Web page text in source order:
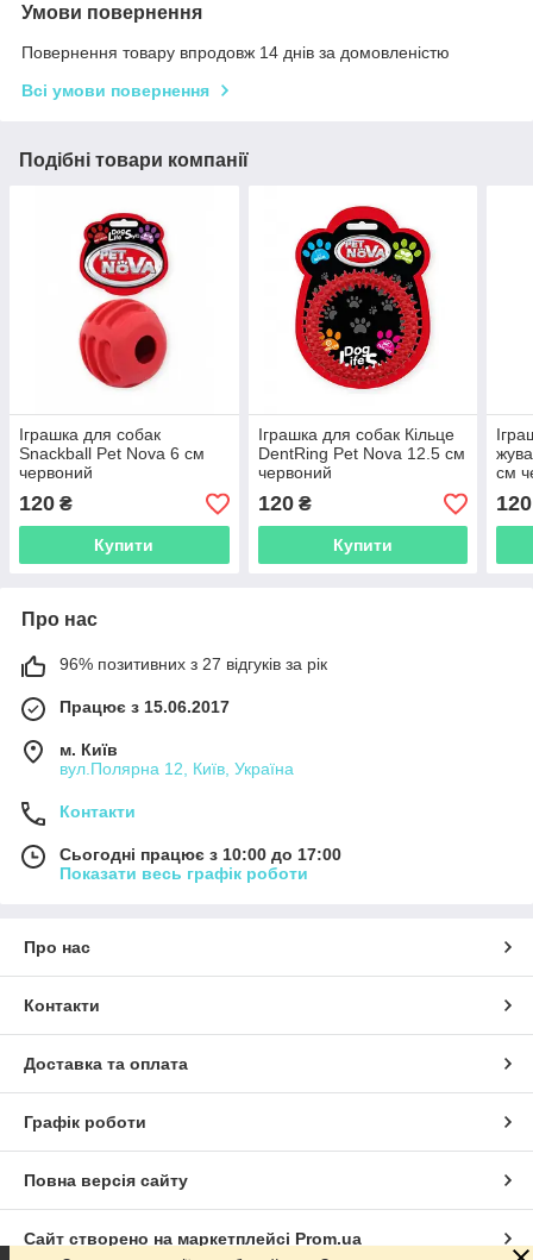
Умови повернення
Повернення товару впродовж 14 днів за домовленістю
Всі умови повернення
Подібні товари компанії
Іграшка для собак
Snackball Pet Nova 6 см
червоний
120 ₴
Купити
Іграшка для собак Кільце
DentRing Pet Nova 12.5 см
червоний
120₴
Купити
см
120
Про нас
96% позитивних з 27 відгуків за рік
Працює з 15.06.2017
м. Київ
вул.Полярна 12, Київ, Україна
Контакти
Сьогодні працює з 10:00 до 17:00
Показати весь графік роботи
Про нас
Контакти
Доставка та оплата
Графік роботи
Повна версія сайту
Сайт створено на маркетплейсі Prom.ua